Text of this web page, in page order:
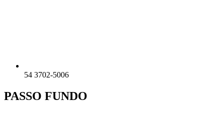
54 3702-5006
PASSO FUNDO